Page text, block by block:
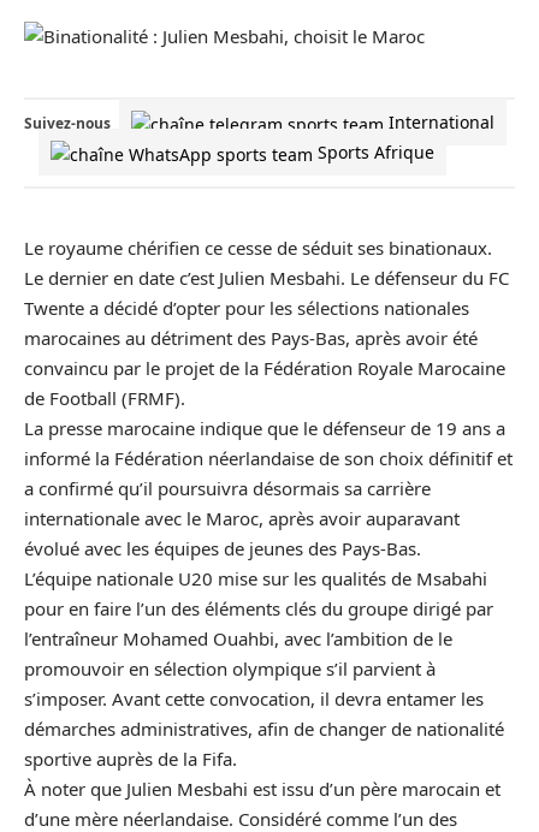
Suivez-nous
International
Sports Afrique
Le royaume chérifien ce cesse de séduit ses binationaux.
Le dernier en date c’est Julien Mesbahi. Le défenseur du FC
Twente a décidé d’opter pour les sélections nationales
marocaines au détriment des Pays-Bas, après avoir été
convaincu par le projet de la Fédération Royale Marocaine
de Football (FRMF).
La presse marocaine indique que le défenseur de 19 ans a
informé la Fédération néerlandaise de son choix définitif et
a confirmé qu’il poursuivra désormais sa carrière
internationale avec le Maroc, après avoir auparavant
évolué avec les équipes de jeunes des Pays-Bas.
L’équipe nationale U20 mise sur les qualités de Msabahi
pour en faire l’un des éléments clés du groupe dirigé par
l’entraîneur Mohamed Ouahbi, avec l’ambition de le
promouvoir en sélection olympique s’il parvient à
s’imposer. Avant cette convocation, il devra entamer les
démarches administratives, afin de changer de nationalité
sportive auprès de la Fifa.
À noter que Julien Mesbahi est issu d’un père marocain et
d’une mère néerlandaise. Considéré comme l’un des